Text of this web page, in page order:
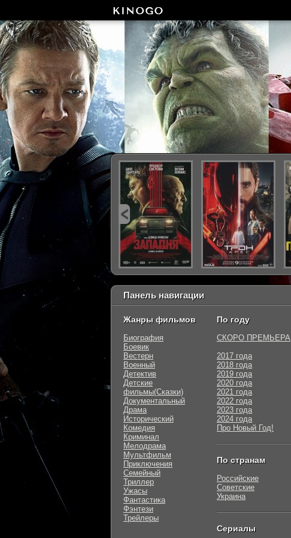
Панель навигации
Жанры фильмов
Биография
Боевик
Вестерн
Военный
Детектив
Детские
фильмы(Сказки)
Документальный
Драма
Исторический
Комедия
Криминал
Мелодрама
Мультфильм
Приключения
Семейный
Триллер
Ужасы
Фантастика
Фэнтези
Трейлеры
По году
СКОРО ПРЕМЬЕРА
2017 года
2018 года
2019 года
2020 года
2021 года
2022 года
2023 года
2024 года
Про Новый Год!
По странам
Российские
Советские
Украина
Сериалы